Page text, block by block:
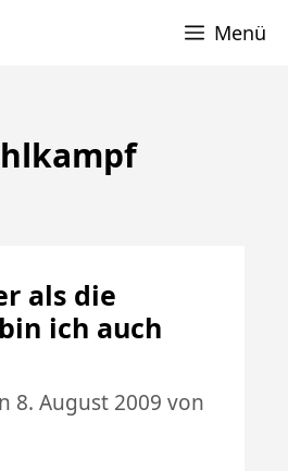
Menü
als die
ich auch
8. August 2009 von